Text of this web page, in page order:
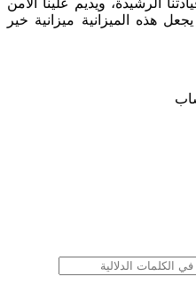
هذه الميزانية ميزانية خير